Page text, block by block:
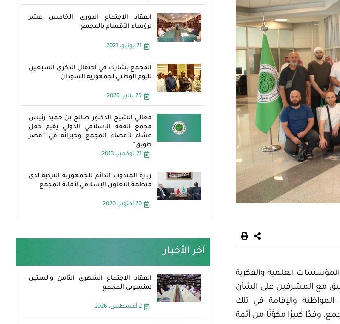
العلمية والفكرية
مع المشرفين على الشأن
والإقامة في تلك
وفدًا كبيرًا مكوَّنًا من أئمة
انعقاد الاجتماع الدوري الخامس عشر
لرؤساء الأقسام بالمجمع
21 يونيو، 2021
المجمع يشارك في احتفال الذكرى السبعين
لليوم الوطني لجمهورية السودان
25 يناير، 2026
معالي الشيخ الدكتور صالح بن حميد رئيس
مجمع الفقه الإسلامي الدولي يقيم حفل
عشاء لأعضاء المجمع وخبرائه في “قصر
طويق”
21 نوفمبر، 2013
زيارة المندوب الدائم للجمهورية التركية لدى
منظمة التعاون الإسلامي لأمانة المجمع
20 أكتوبر، 2020
آخر الأخبار
انعقاد الاجتماع الشهري الثامن والستين
لمنسوبي المجمع
2 أغسطس، 2026